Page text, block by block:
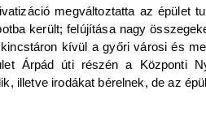
megváltoztatta az épület
került; felújítása nagy
kívül a győri városi és
Árpád úti részén a Központi
illetve irodákat bérelnek, de az